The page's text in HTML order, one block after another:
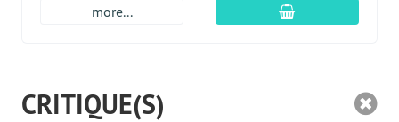
more... Ajouter au panier
CRITIQUE(S)